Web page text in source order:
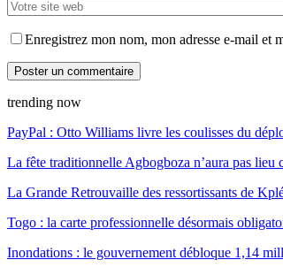
Enregistrez mon nom, mon adresse e-mail et
trending now
PayPal : Otto Williams livre les coulisses du
La fête traditionnelle Agbogboza n’aura pas lieu
La Grande Retrouvaille des ressortissants de
Togo : la carte professionnelle désormais
Inondations : le gouvernement débloque 1,14